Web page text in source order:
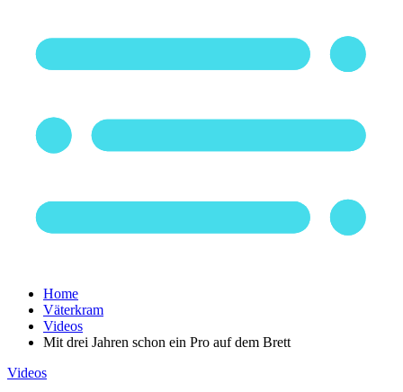
Home
Väterkram
Videos
Mit drei Jahren schon ein Pro auf dem Brett
Videos